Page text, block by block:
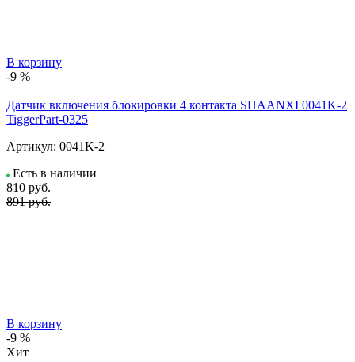
В корзину
-9 %
Датчик включения блокировки 4 контакта SHAANXI 0041K-2
TiggerPart-0325
Артикул: 0041K-2
Есть в наличии
810 руб.
891 руб.
В корзину
-9 %
Хит